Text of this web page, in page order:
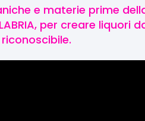
e materie prime
per creare liquori